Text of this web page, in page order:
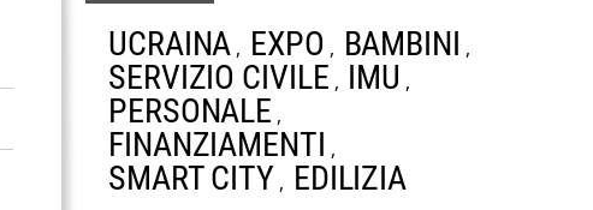
UCRAINA , EXPO , BAMBINI ,
SERVIZIO CIVILE , IMU ,
PERSONALE ,
FINANZIAMENTI ,
SMART CITY , EDILIZIA